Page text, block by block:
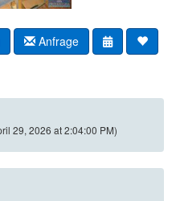
Anfrage
29, 2026 at 2:04:00 PM)